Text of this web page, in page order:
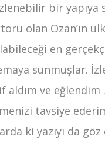
bir yapıya
olan Ozan’ın
en
sunmuşlar.
aldım ve eğlendim .
tavsiye
ki yazıyı da